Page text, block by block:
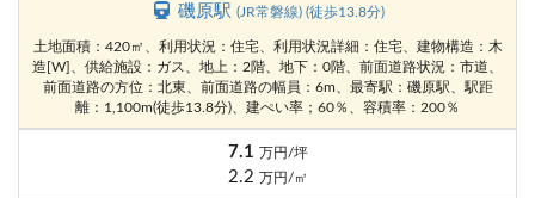
磯原駅(JR常磐線) (徒歩13.8分)
土地面積：420㎡、利用状況：住宅、利用状況詳細：住宅、建物構造：木
造[W]、供給施設：ガス、地上：2階、地下：0階、前面道路状況：市道、
前面道路の方位：北東、前面道路の幅員：6m、最寄駅：磯原駅、駅距
離：1,100m(徒歩13.8分)、建ぺい率；60％、容積率：200％
7.1 万円/坪
2.2 万円/㎡